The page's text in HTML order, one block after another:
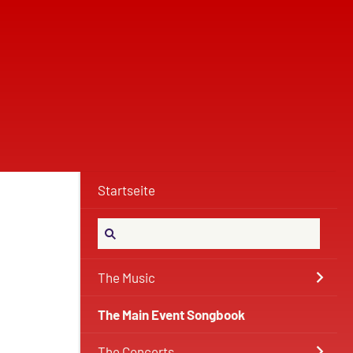
Startseite
The Music
The Main Event Songbook